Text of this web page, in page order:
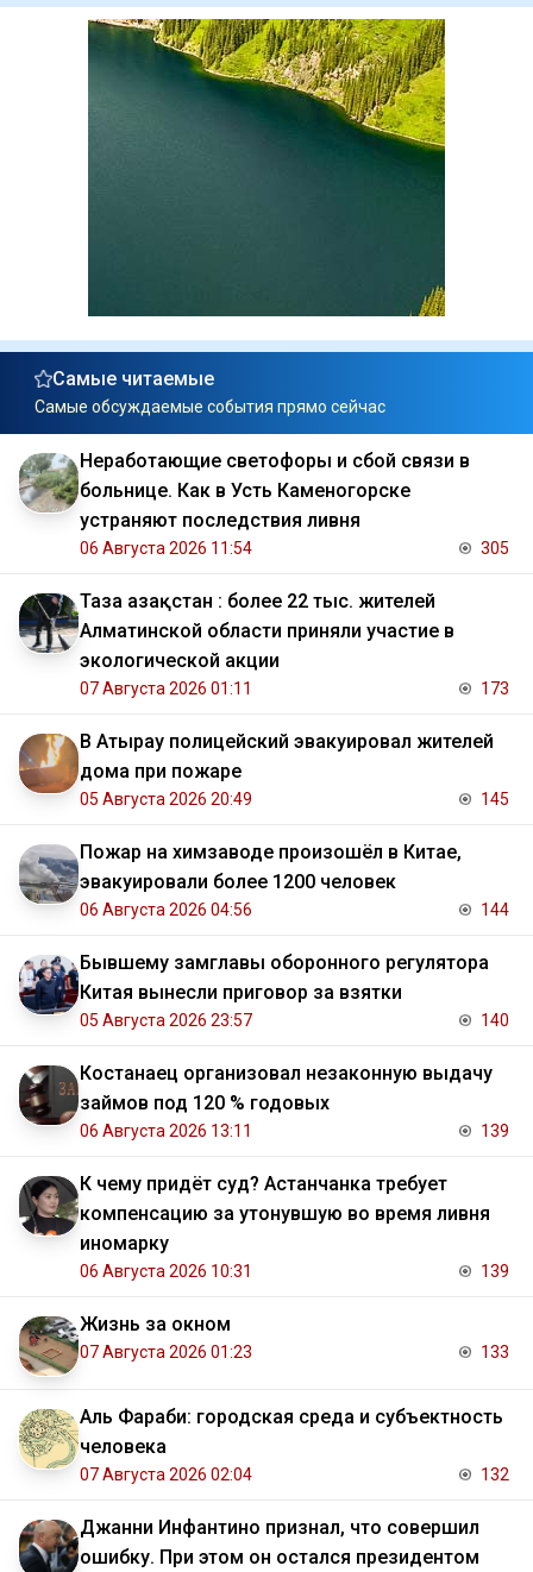
Самые читаемые
Самые обсуждаемые события прямо сейчас
Неработающие светофоры и сбой связи в
больнице. Как в Усть Каменогорске
устраняют последствия ливня
06 Августа 2026 11:54 305
Таза Қазақстан : более 22 тыс. жителей
Алматинской области приняли участие в
экологической акции
07 Августа 2026 01:11 173
В Атырау полицейский эвакуировал жителей
дома при пожаре
05 Августа 2026 20:49 145
Пожар на химзаводе произошёл в Китае,
эвакуировали более 1200 человек
06 Августа 2026 04:56 144
Бывшему замглавы оборонного регулятора
Китая вынесли приговор за взятки
05 Августа 2026 23:57 140
Костанаец организовал незаконную выдачу
займов под 120 % годовых
06 Августа 2026 13:11 139
К чему придёт суд? Астанчанка требует
компенсацию за утонувшую во время ливня
иномарку
06 Августа 2026 10:31 139
Жизнь за окном
07 Августа 2026 01:23 133
Аль Фараби: городская среда и субъектность
человека
07 Августа 2026 02:04 132
Джанни Инфантино признал, что совершил
ошибку. При этом он остался президентом